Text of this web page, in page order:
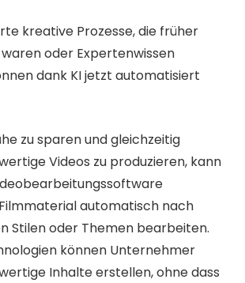
kreative Prozesse, die früher
oder Expertenwissen
dank KI jetzt automatisiert
zu sparen und gleichzeitig
Videos zu produzieren, kann
automatisch nach
Stilen oder Themen bearbeiten.
können Unternehmer
Inhalte erstellen, ohne dass